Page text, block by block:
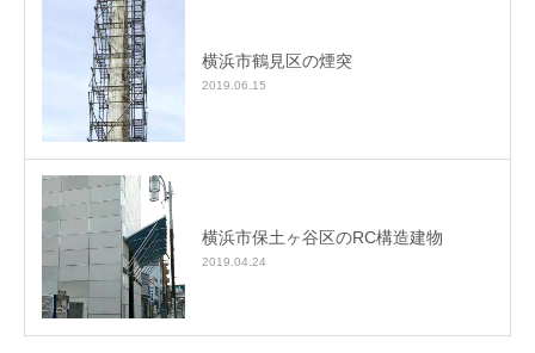
横浜市鶴見区の煙突
2019.06.15
横浜市保土ヶ谷区のRC構造建物
2019.04.24